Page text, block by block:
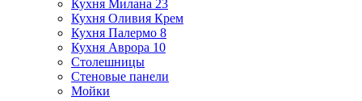
Кухня Милана 23
Кухня Оливия Крем
Кухня Палермо 8
Кухня Аврора 10
Столешницы
Стеновые панели
Мойки